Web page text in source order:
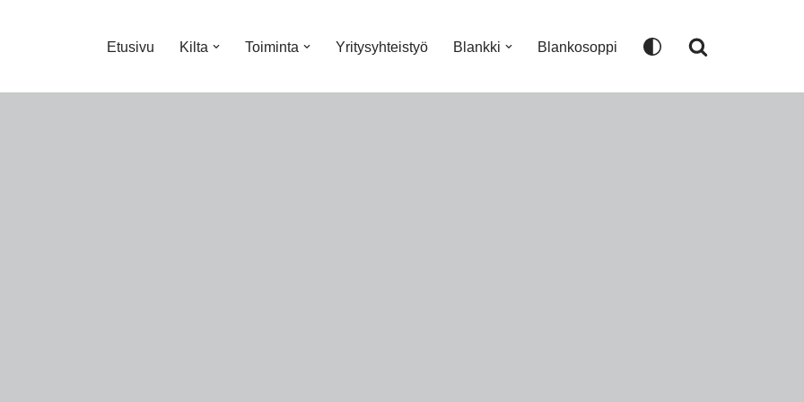
Etusivu Kilta Toiminta Yritysyhteistyö Blankki Blankosoppi